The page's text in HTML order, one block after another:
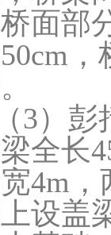
面部
，
（3）
全长
4m
设盖